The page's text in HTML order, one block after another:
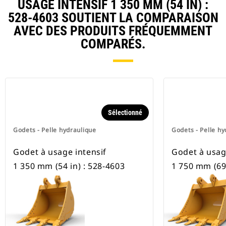
pneus.
USAGE INTENSIF 1 350 MM (54 IN) :
528-4603 SOUTIENT LA COMPARAISON
AVEC DES PRODUITS FRÉQUEMMENT
COMPARÉS.
Godets - Pelle hydraulique
Sélectionné
Godet à usage intensif
1 350 mm (54 in) : 528-4603
Godets - Pelle
Godet à
1 750 mm